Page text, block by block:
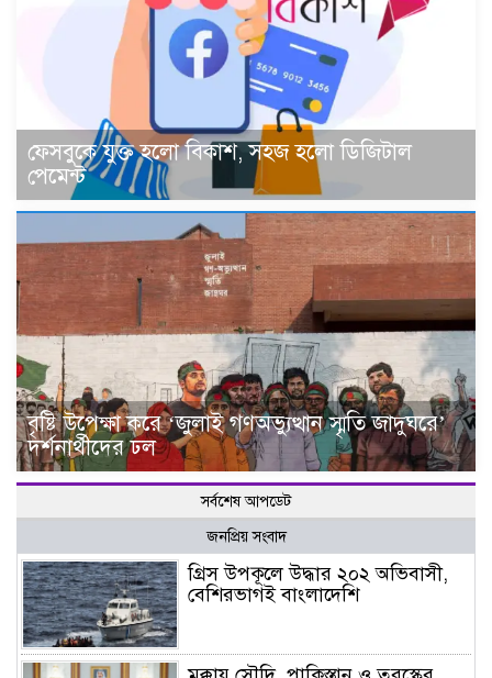
ফেসবুকে যুক্ত হলো বিকাশ, সহজ হলো ডিজিটাল
পেমেন্ট
বৃষ্টি উপেক্ষা করে ‘জুলাই গণঅভ্যুত্থান স্মৃতি জাদুঘরে’
দর্শনার্থীদের ঢল
সর্বশেষ আপডেট
জনপ্রিয় সংবাদ
গ্রিস উপকূলে উদ্ধার ২০২ অভিবাসী,
বেশিরভাগই বাংলাদেশি